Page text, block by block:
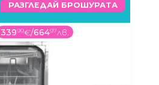
РАЗГЛЕДАЙ БРОШУРАТА
33999€/66497лв.